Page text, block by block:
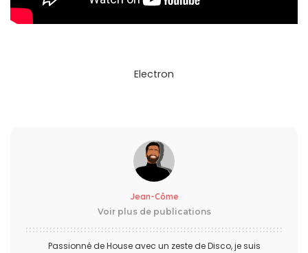
Electron
Jean-Côme
Voir plus de publications
Passionné de House avec un zeste de Disco, je suis